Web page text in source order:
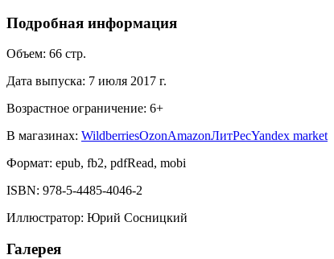
Подробная информация
Объем: 66 стр.
Дата выпуска: 7 июля 2017 г.
Возрастное ограничение: 6+
В магазинах: WildberriesOzonAmazonЛитРесYandex market
Формат: epub, fb2, pdfRead, mobi
ISBN: 978-5-4485-4046-2
Иллюстратор: Юрий Сосницкий
Галерея